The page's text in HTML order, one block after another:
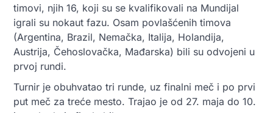
timovi, njih 16, koji su se kvalifikovali na Mundijal
igrali su nokaut fazu. Osam povlašćenih timova
(Argentina, Brazil, Nemačka, Italija, Holandija,
Austrija, Čehoslovačka, Mađarska) bili su odvojeni u
prvoj rundi.
Turnir je obuhvatao tri runde, uz finalni meč i po prvi
put meč za treće mesto. Trajao je od 27. maja do 10.